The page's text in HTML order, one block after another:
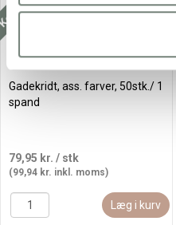
Gadekridt, ass. farver, 50stk./ 1
spand
79,95 kr. / stk
(99,94 kr. inkl. moms)
Læg i kurv